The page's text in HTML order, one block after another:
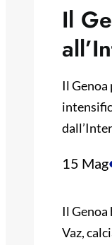
Il
Il Genoa
15 Mag
Il
Vaz,